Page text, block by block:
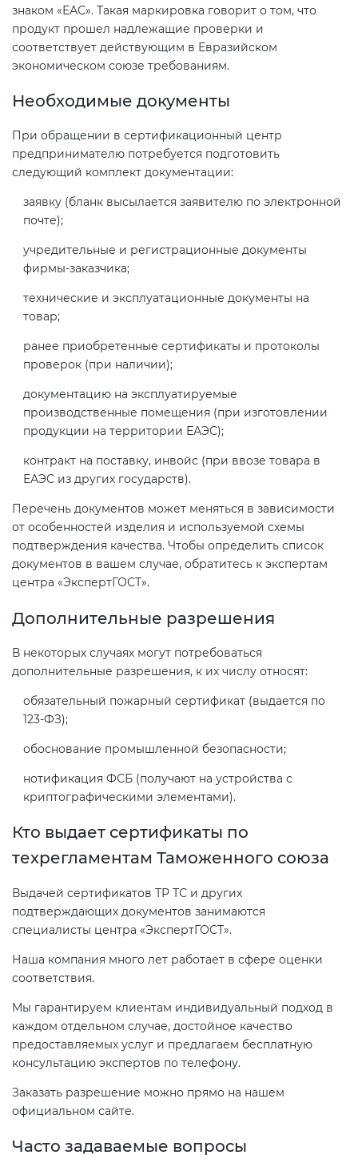
знаком «ЕАС». Такая маркировка говорит о том, что
продукт прошел надлежащие проверки и
соответствует действующим в Евразийском
экономическом союзе требованиям.
Необходимые документы
При обращении в сертификационный центр
предпринимателю потребуется подготовить
следующий комплект документации:
заявку (бланк высылается заявителю по электронной
почте);
учредительные и регистрационные документы
фирмы-заказчика;
технические и эксплуатационные документы на
товар;
ранее приобретенные сертификаты и протоколы
проверок (при наличии);
документацию на эксплуатируемые
производственные помещения (при изготовлении
продукции на территории ЕАЭС);
контракт на поставку, инвойс (при ввозе товара в
ЕАЭС из других государств).
Перечень документов может меняться в зависимости
от особенностей изделия и используемой схемы
подтверждения качества. Чтобы определить список
документов в вашем случае, обратитесь к экспертам
центра «ЭкспертГОСТ».
Дополнительные разрешения
В некоторых случаях могут потребоваться
дополнительные разрешения, к их числу относят:
обязательный пожарный сертификат (выдается по
123-ФЗ);
обоснование промышленной безопасности;
нотификация ФСБ (получают на устройства с
криптографическими элементами).
Кто выдает сертификаты по
техрегламентам Таможенного союза
Выдачей сертификатов ТР ТС и других
подтверждающих документов занимаются
специалисты центра «ЭкспертГОСТ».
Наша компания много лет работает в сфере оценки
соответствия.
Мы гарантируем клиентам индивидуальный подход в
каждом отдельном случае, достойное качество
предоставляемых услуг и предлагаем бесплатную
консультацию экспертов по телефону.
Заказать разрешение можно прямо на нашем
официальном сайте.
Часто задаваемые вопросы